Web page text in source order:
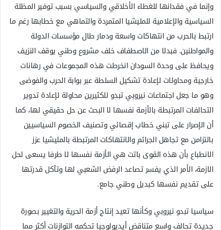
وإنما في فقدانها للغطاء الأخلاقي والسياسي بسبب توفير المظلة
السياسية والإعلامية للمليشيا المتمردة والتماهي مع خطابها رغم ما
ارتبط بالحرب من انتهاكات واسعة ودمار طال مؤسسات الدولة
والمواطنين. فبدلا من الاصطفاف خلف مشروع وطني يوقف النزيف
ويحافظ على وحدة السودان انخرطت هذه المجموعات في رهانات
خارجية ومحاولات لإعادة تشكيل السلطة عبر بوابة الحرب والفوضى
وهو ما جعل اجتماعات نيروبي تبدو للكثيرين محاولة لإعادة تدوير
التحالفات المرتبطة بالأزمة نفسها لا البحث عن حل حقيقي لها، كما
أن الإصرار على تبني خطاب إقصائي وتصنيف الخصوم السياسيين
بالتزامن مع تجاهل الجرائم والانتهاكات المرتبطة بالمليشيا عزز
الانطباع بأن هذه القوى باتت هي الأزمة نفسها لا طرفا يسعى لحل
الازمة، الأمر الذي يفسر تصاعد الرفض الشعبي لها وتآكل قدرتها
على تقديم نفسها كبديل وطني جامع.
سياسيا تبدو نيروبي وكأنها تعيد إنتاج أزمة الحرية والتغيير بصورة
جديدة تحالف واسع متناقض أيديولوجيا تحكمه التوازنات أكثر مما